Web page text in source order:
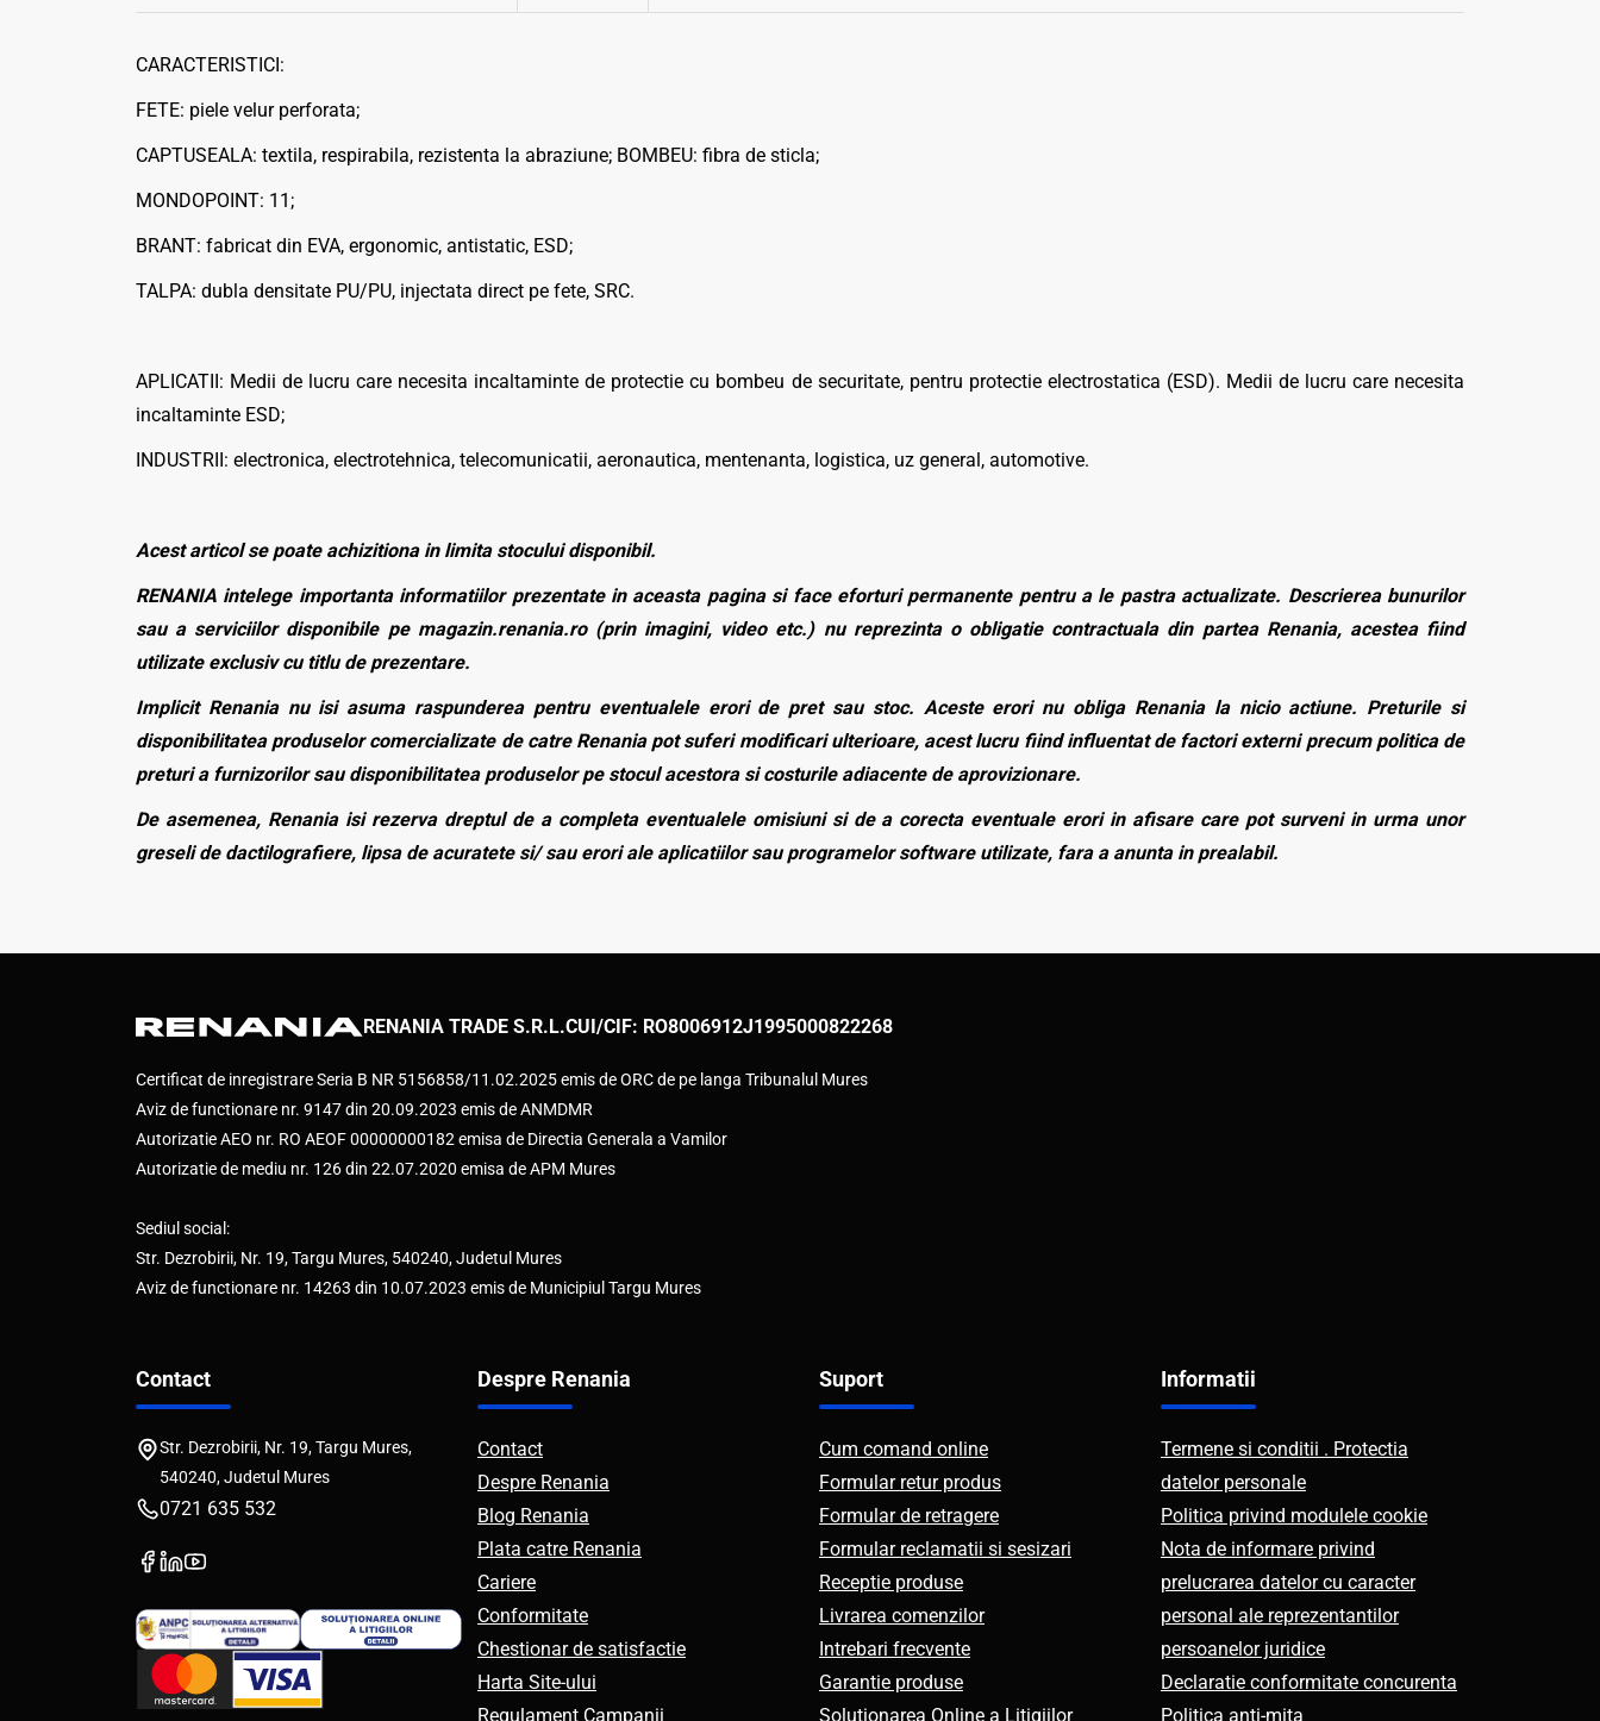
CARACTERISTICI:
FETE: piele velur perforata;
CAPTUSEALA: textila, respirabila, rezistenta la abraziune; BOMBEU: fibra de sticla;
MONDOPOINT: 11;
BRANT: fabricat din EVA, ergonomic, antistatic, ESD;
TALPA: dubla densitate PU/PU, injectata direct pe fete, SRC.
APLICATII: Medii de lucru care necesita incaltaminte de protectie cu bombeu de securitate, pentru protectie electrostatica (ESD). Medii de lucru care necesita
incaltaminte ESD;
INDUSTRII: electronica, electrotehnica, telecomunicatii, aeronautica, mentenanta, logistica, uz general, automotive.
Acest articol se poate achizitiona in limita stocului disponibil.
RENANIA intelege importanta informatiilor prezentate in aceasta pagina si face eforturi permanente pentru a le pastra actualizate. Descrierea bunurilor
sau a serviciilor disponibile pe magazin.renania.ro (prin imagini, video etc.) nu reprezinta o obligatie contractuala din partea Renania, acestea fiind
utilizate exclusiv cu titlu de prezentare.
Implicit Renania nu isi asuma raspunderea pentru eventualele erori de pret sau stoc. Aceste erori nu obliga Renania la nicio actiune. Preturile si
disponibilitatea produselor comercializate de catre Renania pot suferi modificari ulterioare, acest lucru fiind influentat de factori externi precum politica de
preturi a furnizorilor sau disponibilitatea produselor pe stocul acestora si costurile adiacente de aprovizionare.
De asemenea, Renania isi rezerva dreptul de a completa eventualele omisiuni si de a corecta eventuale erori in afisare care pot surveni in urma unor
greseli de dactilografiere, lipsa de acuratete si/ sau erori ale aplicatiilor sau programelor software utilizate, fara a anunta in prealabil.
RENANIA TRADE S.R.L.CUI/CIF: RO8006912J1995000822268
Certificat de inregistrare Seria B NR 5156858/11.02.2025 emis de ORC de pe langa Tribunalul Mures
Aviz de functionare nr. 9147 din 20.09.2023 emis de ANMDMR
Autorizatie AEO nr. RO AEOF 00000000182 emisa de Directia Generala a Vamilor
Autorizatie de mediu nr. 126 din 22.07.2020 emisa de APM Mures
Sediul social:
Str. Dezrobirii, Nr. 19, Targu Mures, 540240, Judetul Mures
Aviz de functionare nr. 14263 din 10.07.2023 emis de Municipiul Targu Mures
Contact
Str. Dezrobirii, Nr. 19, Targu Mures,
540240, Judetul Mures
0721 635 532
Despre Renania
Contact
Despre Renania
Blog Renania
Plata catre Renania
Cariere
Conformitate
Chestionar de satisfactie
Harta Site-ului
Regulament Campanii
Suport
Cum comand online
Formular retur produs
Formular de retragere
Formular reclamatii si sesizari
Receptie produse
Livrarea comenzilor
Intrebari frecvente
Garantie produse
Solutionarea Online a Litigiilor
Informatii
Termene si conditii . Protectia
datelor personale
Politica privind modulele cookie
Nota de informare privind
prelucrarea datelor cu caracter
personal ale reprezentantilor
persoanelor juridice
Declaratie conformitate concurenta
Politica anti-mita